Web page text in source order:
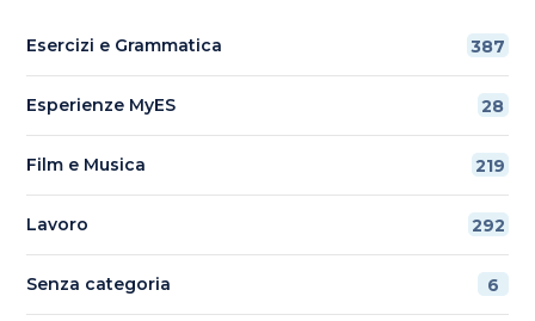
Esercizi e Grammatica 387
Esperienze MyES 28
Film e Musica 219
Lavoro 292
Senza categoria 6